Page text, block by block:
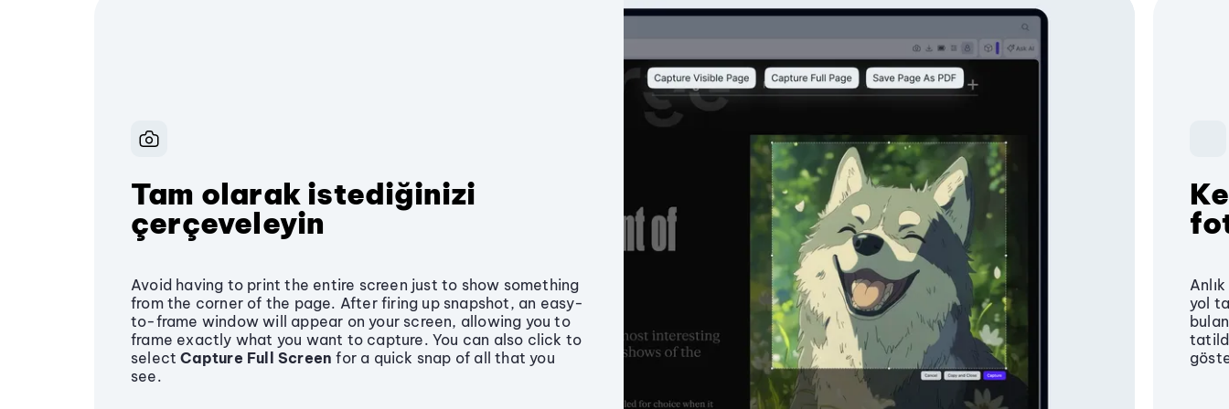
Tam olarak istediğinizi
çerçeveleyin
Avoid having to print the entire screen just to show something
from the corner of the page. After firing up snapshot, an easy-
to-frame window will appear on your screen, allowing you to
frame exactly what you want to capture. You can also click to
selectCapture Full Screen for a quick snap of all that you
see.
yol